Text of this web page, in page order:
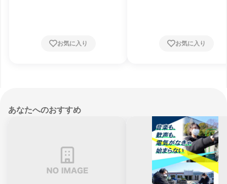
お気に入り お気に入り
あなたへのおすすめ